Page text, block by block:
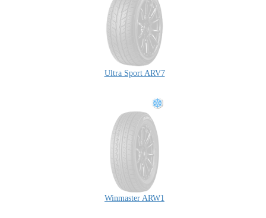
Ultra Sport ARV7
Winmaster ARW1